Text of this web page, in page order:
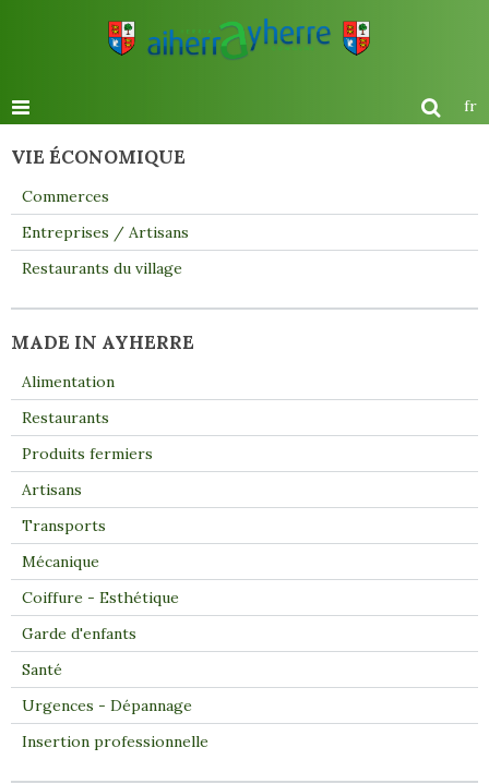
fr
VIE ÉCONOMIQUE
Commerces
Entreprises / Artisans
Restaurants du village
MADE IN AYHERRE
Alimentation
Restaurants
Produits fermiers
Artisans
Transports
Mécanique
Coiffure - Esthétique
Garde d'enfants
Santé
Urgences - Dépannage
Insertion professionnelle